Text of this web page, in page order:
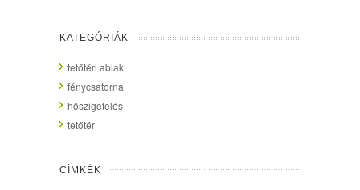
KATEGÓRIÁK
tetőtéri ablak
fénycsatorna
hőszigetelés
tetőtér
CÍMKÉK